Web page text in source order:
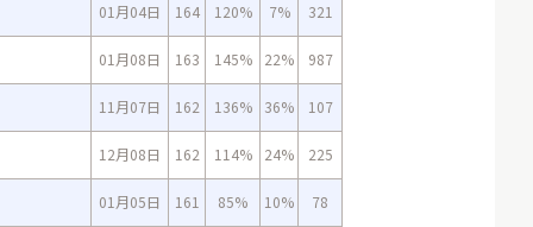
01月04日 164 120% 7% 321
01月08日 163 145% 22% 987
11月07日 162 136% 36% 107
12月08日 162 114% 24% 225
01月05日 161 85% 10% 78